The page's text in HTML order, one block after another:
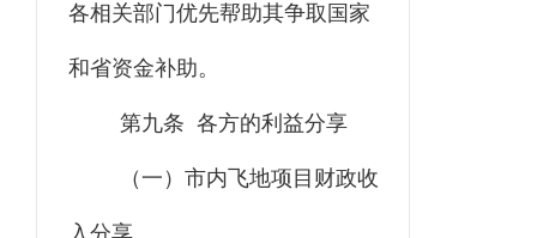
各相关部门优先帮助其争取国家
和省资金补助。
第九条 各方的利益分享
（一）市内飞地项目财政收